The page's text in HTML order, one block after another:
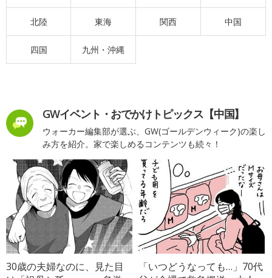
北陸 東海 関西 中国
四国 九州・沖縄
GWイベント・おでかけトピックス【中国】
ウォーカー編集部が選ぶ、GW(ゴールデンウィーク)の楽し
み方を紹介。家で楽しめるコンテンツも続々！
30歳の夫婦なのに、見た目
「いつどうなっても…」70代